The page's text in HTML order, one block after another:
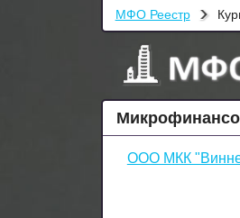
МФО Реестр
ООО МКК